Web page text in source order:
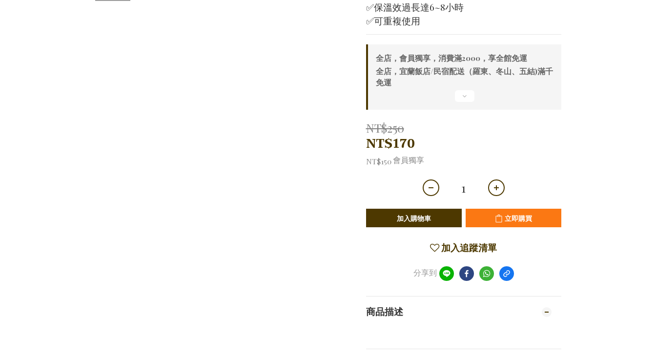
✅保溫效過長達6~8小時
✅可重複使用
全店，會員獨享，消費滿2000，享全館免運
全店，宜蘭飯店/民宿配送（羅東、冬山、五結)滿千
免運
NT$250
NT$170
NT$150會員獨享
加入購物車 立即購買
加入追蹤清單
分享到
商品描述